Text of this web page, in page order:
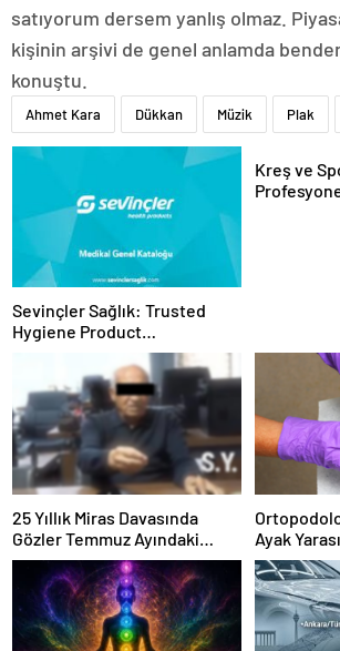
satıyorum dersem yanlış olmaz.
kişinin arşivi de genel anlamda
konuştu.
Ahmet Kara Dükkan Müzik Plak
Sevinçler Sağlık: Trusted
Hygiene Product
Manufacturer in Turkey
Kreş ve
25 Yıllık Miras Davasında
Gözler Temmuz Ayındaki
Karar Duruşmasına Çevrildi
Ayak